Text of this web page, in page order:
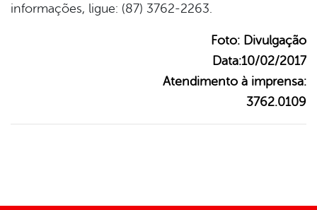
informações, ligue: (87) 3762-2263.
Foto: Divulgação
Data:10/02/2017
Atendimento à imprensa:
3762.0109